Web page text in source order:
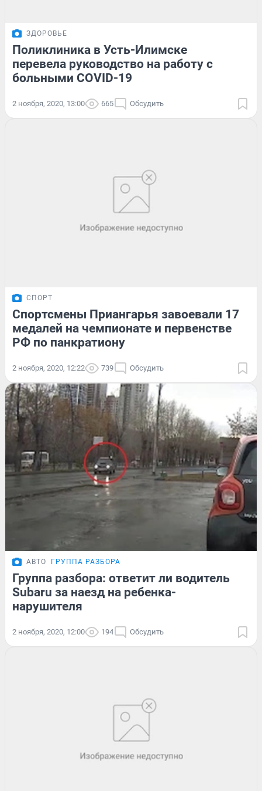
ЗДОРОВЬЕ
Поликлиника в Усть-Илимске
перевела руководство на работу с
больными COVID-19
2 ноября, 2020, 13:00 665 Обсудить
СПОРТ
Спортсмены Приангарья завоевали 17
медалей на чемпионате и первенстве
РФ по панкратиону
2 ноября, 2020, 12:22 739 Обсудить
АВТО ГРУППА РАЗБОРА
Группа разбора: ответит ли водитель
Subaru за наезд на ребенка-
нарушителя
2 ноября, 2020, 12:00 194 Обсудить